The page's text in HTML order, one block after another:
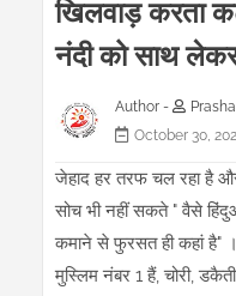
खिलवाड़ करता
नंदी को साथ
Author -
October 30,
जेहाद हर तरफ चल रहा है
सोच भी नहीं सकते " वैसे
कमाने से फुरसत ही कहां है"
मुस्लिम नंबर 1 हैं, चोरी,